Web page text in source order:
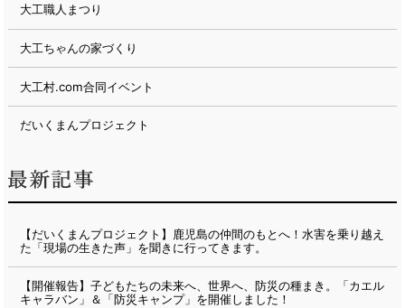
大工職人まつり
大工ちゃんの家づくり
大工村.com合同イベント
だいくまんプロジェクト
【だいくまんプロジェクト】鹿児島の仲間のもとへ！水害を乗り越え
た「現場の生きた声」を聞きに行ってきます。
【開催報告】子どもたちの未来へ、世界へ、防災の種まき。「カエル
キャラバン」＆「防災キャンプ」を開催しました！